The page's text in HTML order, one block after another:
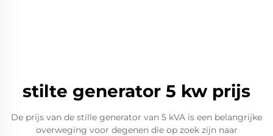
stilte generator 5 kw prijs
De prijs van de stille generator van 5 kVA is een belangrijke
overweging voor degenen die op zoek zijn naar